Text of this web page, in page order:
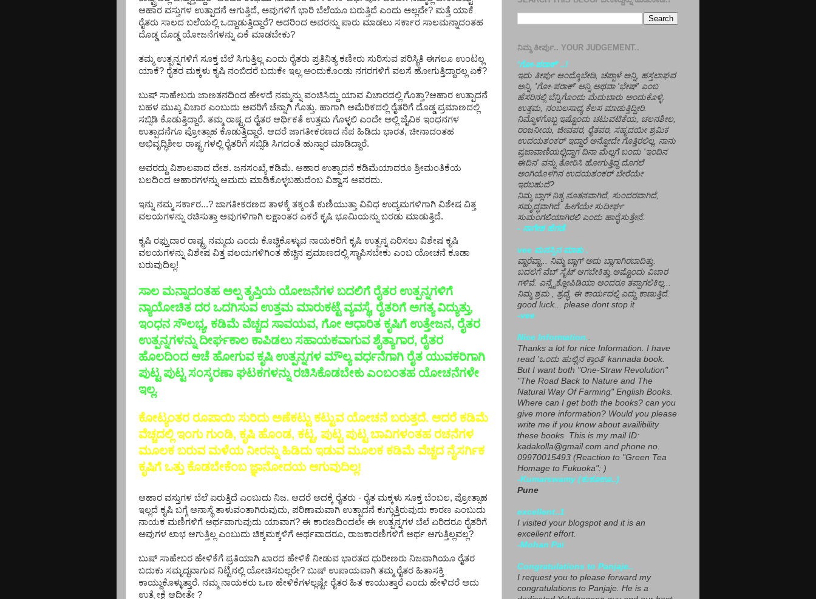
ಆಹಾರ ವಸ್ತುಗಳ ಉತ್ಪಾದನೆ ಆಗುತ್ತಿದೆ, ಅವುಗಳಿಗೆ ಭಾರಿ ಬೆಲೆಯೂ ಬರುತ್ತಿದೆ ಎಂದು ಅಲ್ಲವೇ? ಮತ್ತೆ ಯಾಕೆ
ರೈತರು ಸಾಲದ ಬಲೆಯಲ್ಲಿ ಒದ್ದಾಡುತ್ತಿದ್ದಾರೆ? ಅದರಿಂದ ಅವರನ್ನು ಪಾರು ಮಾಡಲು ಸರ್ಕಾರ ಸಾಲಮನ್ನಾದಂತಹ
ದೊಡ್ಡ ದೊಡ್ಡ ಯೋಜನೆಗಳನ್ನು ಏಕೆ ಮಾಡಬೇಕು?
ತಮ್ಮ ಉತ್ಪನ್ನಗಳಿಗೆ ಸೂಕ್ತ ಬೆಲೆ ಸಿಗುತ್ತಿಲ್ಲ ಎಂದು ರೈತರು ಪ್ರತಿನಿತ್ಯ ಕಣೀರು ಸುರಿಸುವ ಪರಿಸ್ಥಿತಿ ಈಗಲೂ ಉಂಟಲ್ಲ
ಯಾಕೆ? ರೈತರ ಮಕ್ಕಳು ಕೃಷಿ ನಂಬಿದರೆ ಬದುಕೇ ಇಲ್ಲ ಅಂದುಕೊಂಡು ನಗರಗಳಿಗೆ ವಲಸೆ ಹೋಗುತ್ತಿದ್ದಾರಲ್ಲ ಏಕೆ?
ಬುಷ್ ಸಾಹೇಬರು ಜಾಣತನದಿಂದ ಹೇಳದೆ ನಮ್ಮನ್ನು ವಂಚಿಸಿದ್ದು ಯಾವ ವಿಚಾರದಲ್ಲಿ ಗೊತ್ತಾ?ಆಹಾರ ಉತ್ಪಾದನೆ
ಬಹಳ ಮುಖ್ಯ ವಿಚಾರ ಎಂಬುದು ಅವರಿಗೆ ಚೆನ್ನಾಗಿ ಗೊತ್ತು. ಹಾಗಾಗಿ ಅಮೆರಿಕದಲ್ಲಿ ರೈತರಿಗೆ ದೊಡ್ಡ ಪ್ರಮಾಣದಲ್ಲಿ
ಸಬ್ಸಿಡಿ ಕೊಡುತ್ತಿದ್ದಾರೆ. ತಮ್ಮ ರಾಷ್ಟ್ರದ ರೈತರ ಆರ್ಥಿಕತೆ ಉತ್ತಮ ಗೊಳ್ಳಲಿ ಎಂದೇ ಅಲ್ಲಿ ಜೈವಿಕ ಇಂಧನಗಳ
ಉತ್ಪಾದನೆಗೂ ಪ್ರೋತ್ಸಾಹ ಕೊಡುತ್ತಿದ್ದಾರೆ. ಆದರೆ ಜಾಗತೀಕರಣದ ನೆಪ ಹಿಡಿದು ಭಾರತ, ಚೀನಾದಂತಹ
ಅಭಿವೃದ್ಧಿಶೀಲ ರಾಷ್ಟ್ರಗಳಲ್ಲಿ ರೈತರಿಗೆ ಸಬ್ಸಿಡಿ ಸಿಗದಂತೆ ಹುನ್ನಾರ ಮಾಡಿದ್ದಾರೆ.
ಅವರದ್ದು ವಿಶಾಲವಾದ ದೇಶ. ಜನಸಂಖ್ಯೆ ಕಡಿಮೆ. ಆಹಾರ ಉತ್ಪಾದನೆ ಕಡಿಮೆಯಾದರೂ ಶ್ರೀಮಂತಿಕೆಯ
ಬಲದಿಂದ ಆಹಾರಗಳನ್ನು ಆಮದು ಮಾಡಿಕೊಳ್ಳಬಹುದೆಂಬ ವಿಶ್ವಾಸ ಅವರದು.
ಇನ್ನು ನಮ್ಮ ಸರ್ಕಾರ...? ಜಾಗತೀಕರಣದ ತಾಳಕ್ಕೆ ತಕ್ಕಂತೆ ಕುಣಿಯುತ್ತಾ ವಿವಿಧ ಉದ್ಯಮಗಳಿಗಾಗಿ ವಿಶೇಷ ವಿತ್ತ
ವಲಯಗಳನ್ನು ರಚಿಸುತ್ತಾ ಅವುಗಳಿಗಾಗಿ ಲಕ್ಷಾಂತರ ಎಕರೆ ಕೃಷಿ ಭೂಮಿಯನ್ನು ಬರಡು ಮಾಡುತ್ತಿದೆ.
ಕೃಷಿ ರಫ್ತುದಾರ ರಾಷ್ಟ್ರ ನಮ್ಮದು ಎಂದು ಕೊಚ್ಚಿಕೊಳ್ಳುವ ನಾಯಕರಿಗೆ ಕೃಷಿ ಉತ್ಪನ್ನ ಏರಿಸಲು ವಿಶೇಷ ಕೃಷಿ
ವಲಯಗಳನ್ನು ವಿಶೇಷ ವಿತ್ತ ವಲಯಗಳಿಗಿಂತ ಹೆಚ್ಚಿನ ಪ್ರಮಾಣದಲ್ಲಿ ಸ್ಥಾಪಿಸಬೇಕು ಎಂಬ ಯೋಚನೆ ಕೂಡಾ
ಬರುವುದಿಲ್ಲ!
ಸಾಲ ಮನ್ನಾದಂತಹ ಅಲ್ಪ ತೃಪ್ತಿಯ ಯೋಜನೆಗಳ ಬದಲಿಗೆ ರೈತರ ಉತ್ಪನ್ನಗಳಿಗೆ
ನ್ಯಾಯೋಚಿತ ದರ ಒದಗಿಸುವ ಉತ್ತಮ ಮಾರುಕಟ್ಟೆ ವ್ಯವಸ್ಥೆ, ರೈತರಿಗೆ ಅಗತ್ಯ ವಿದ್ಯುತ್ತು,
ಇಂಧನ ಸೌಲಭ್ಯ, ಕಡಿಮೆ ವೆಚ್ಚದ ಸಾವಯವ, ಗೋ ಆಧಾರಿತ ಕೃಷಿಗೆ ಉತ್ತೇಜನ, ರೈತರ
ಉತ್ಪನ್ನಗಳನ್ನು ದೀರ್ಘಕಾಲ ಕಾಪಿಡಲು ಸಹಾಯಕವಾಗುವ ಶೈತ್ಯಾಗಾರ, ರೈತರ
ಹೊಲದಿಂದ ಆಚೆ ಹೋಗುವ ಕೃಷಿ ಉತ್ಪನ್ನಗಳ ಮೌಲ್ಯ ವರ್ಧನೆಗಾಗಿ ರೈತ ಯುವಕರಿಗಾಗಿ
ಪುಟ್ಟ ಪುಟ್ಟ ಸಂಸ್ಕರಣಾ ಘಟಕಗಳನ್ನು ರಚಿಸಿಕೊಡಬೇಕು ಎಂಬಂತಹ ಯೋಚನೆಗಳೇ
ಇಲ್ಲ.
ಕೋಟ್ಯಂತರ ರೂಪಾಯಿ ಸುರಿದು ಅಣೆಕಟ್ಟು ಕಟ್ಟುವ ಯೋಚನೆ ಬರುತ್ತದೆ. ಆದರೆ ಕಡಿಮೆ
ವೆಚ್ಚದಲ್ಲಿ ಇಂಗು ಗುಂಡಿ, ಕೃಷಿ ಹೊಂಡ, ಕಟ್ಟ, ಪುಟ್ಟ ಪುಟ್ಟ ಬಾವಿಗಳಂತಹ ರಚನೆಗಳ
ಮೂಲಕ ಬರುವ ಮಳೆಯ ನೀರನ್ನು ಹಿಡಿದು ಇಡುವ ಮೂಲಕ ಕಡಿಮೆ ವೆಚ್ಚದ ನೈಸರ್ಗಿಕ
ಕೃಷಿಗೆ ಒತ್ತು ಕೊಡಬೇಕೆಂಬ ಜ್ಞಾನೋದಯ ಆಗುವುದಿಲ್ಲ!
ಆಹಾರ ವಸ್ತುಗಳ ಬೆಲೆ ಏರುತ್ತಿದೆ ಎಂಬುದು ನಿಜ. ಆದರೆ ಅದಕ್ಕೆ ರೈತರು - ರೈತ ಮಕ್ಕಳು ಸೂಕ್ತ ಬೆಂಬಲ, ಪ್ರೋತ್ಸಾಹ
ಇಲ್ಲದೆ ಕೃಷಿ ಬಗ್ಗೆ ಅನಾಸ್ಥೆ ತಾಳುವಂತಾಗಿರುವುದು, ಪರಿಣಾಮವಾಗಿ ಉತ್ಪಾದನೆ ಕುಗ್ಗುತ್ತಿರುವುದು ಕಾರಣ ಎಂಬುದು
ನಾಯಕ ಮಣಿಗಳಿಗೆ ಅರ್ಥವಾಗುವುದು ಯಾವಾಗ? ಈ ಕಾರಣದಿಂದಲೇ ಈ ಉತ್ಪನ್ನಗಳ ಬೆಲೆ ಏರಿದರೂ ರೈತರಿಗೆ
ಅವುಗಳ ಲಾಭ ಆಗುತ್ತಿಲ್ಲ ಎಂಬುದು ಚಿಕ್ಕಮಕ್ಕಳಿಗೆ ಅರ್ಥವಾದರೂ, ರಾಜಕಾರಣಿಗಳಿಗೆ ಅರ್ಥ ಆಗುತ್ತಿಲ್ಲವಲ್ಲ?
ಬುಷ್ ಸಾಹೇಬರ ಹೇಳಿಕೆಗೆ ಪ್ರತಿಯಾಗಿ ಖಾರದ ಹೇಳಿಕೆ ನೀಡುವ ಭಾರತದ ಧುರೀಣರು ನಿಜವಾಗಿಯೂ ರೈತರ
ಬದುಕು ಸಮೃದ್ಧವಾಗುವ ನಿಟ್ಟಿನಲ್ಲಿ ಯೋಚಿಸಬಲ್ಲರೇ? ಬುಷ್ ಉಪಾಯವಾಗಿ ತಮ್ಮ ರೈತರ ಹಿತಾಸಕ್ತಿ
ಕಾಯ್ದುಕೊಳ್ಳುತ್ತಾರೆ. ನಮ್ಮ ನಾಯಕರು ಒಣ ಹೇಳಿಕೆಗಳಲ್ಲಷ್ಟೇ ರೈತರ ಹಿತ ಕಾಯುತ್ತಾರೆ ಎಂದು ಹೇಳಿದರೆ ಅದು
ಉತ್ಪ್ರೇಕ್ಷೆ ಆದೀತೇ ?
ನಿಮ್ಮ ತೀರ್ಪು.. YOUR JUDGEMENT..
'ಗೋ-ಪರಾಕ್' ..!
ಇದು ತೀರ್ಪು ಅಂದ್ಕೊಬೇಡಿ, ಚಪ್ಪಾಳೆ ಅನ್ನಿ, ಹಸ್ತಲಾಘವ
ಅನ್ನಿ, 'ಗೋ-ಪರಾಕ್' ಅನ್ನಿ ಅಥವಾ 'ಭೇಷ್' ಎಂಬ
ಹೆಸರಿನಲ್ಲಿ ಬೆನ್ನಿಗೊಂದು ಮೆದುಬಾರು ಅಂದುಕೊಳ್ಳಿ.
ಉತ್ತಮ, ನಂಬಲಸಾಧ್ಯ ಕೆಲಸ ಮಾಡುತ್ತಿದ್ದೀರಿ.
ನಿಮ್ಮೊಳಗೊಬ್ಬ ಇಷ್ಟೊಂದು ಚಟುವಟಿಕೆಯ, ಚಲನಶೀಲ,
ರಂಜನೀಯ, ಜೀವಪರ, ರೈತಪರ, ಸಹೃದಯೀ ಶ್ರಮಿಕ
ಉದಯಶಂಕರ್ ಇದ್ದಾರೆ ಅನ್ನೋದೇ ಗೊತ್ತಿರಲಿಲ್ಲ. ನಾನು
ಪ್ರಜಾವಾಣಿಯಲ್ಲಿದ್ದಾಗ ದಿನಾ ಮೆಲ್ಲಗೆ ಬಂದು 'ಇಂದಿನ
ಈದಿನ' ವನ್ನು ತೋರಿಸಿ ಹೋಗುತ್ತಿದ್ದ ದೊಗಲೆ
ಅಂಗಿಯೊಳಗಿನ ಉದಯಶಂಕರ್ ಬೇರೆಯೇ
ಇರಬಹುದೆ?
ನಿಮ್ಮ ಬ್ಲಾಗ್ ನಿತ್ಯ ನೂತನವಾಗಿದೆ, ಸುಂದರವಾಗಿದೆ,
ಸಮೃದ್ಧವಾಗಿದೆ. ಹೀಗೆಯೇ ಸುದೀರ್ಘ
ಸುಮಂಗಲಿಯಾಗಿರಲಿ ಎಂದು ಹಾರೈಸುತ್ತೇನೆ.
- ನಾಗೇಶ ಹೆಗಡೆ
vee ಮನಸ್ಸಿನ ಮಾತು .
ವ್ಹಾರೆವ್ಹಾ... ನಿಮ್ಮ ಬ್ಲಾಗ್ ಅದು ಬ್ಲಾಗಾಗಿರಬಾದಿತ್ತು.
ಬದಲಿಗೆ ವೆಬ್ ಸೈಟ್ ಆಗಬೇಕಿತ್ತು.ಅಷ್ಟೊಂದು ವಿಚಾರ
ಗಳಿವೆ. ಎನ್ಸೈಕ್ಲೋಪಿಡಿಯಾ ಅಂದರೂ ತಪ್ಪಾಗಲಿಕಿಲ್ಲ...
ನಿಮ್ಮ ಶ್ರಮ , ಶ್ರದ್ಧೆ, ಈ ಕಾರ್ಯದಲ್ಲಿ ಎದ್ದು ಕಾಣುತ್ತಿದೆ.
good luck... please dont stop it
-vee
Nice Information..
Thanks a lot for nice Information. I have
read 'ಒಂದು ಹುಲ್ಲಿನ ಕ್ರಾಂತಿ' kannada book.
But I want both "One-Straw Revolution"
"The Road Back to Nature and The
Natural Way Of Farming" English Books.
Where can I get both the books? can you
give more information? Would you please
write me if you know about availibility
these books. This is my mail ID:
kadakolla@gmail.com and phone no.
09970015493 (Reaction to "Green Tea
Homage to Fukuoka": )
-Kumarswamy (ಕುಕೂಊ..)
Pune
excellent..1
I visited your blogspot and it is an
excellent effort.
-Mohan Pai
Congratulations to Panjaje..
I request you to please forward my
congratulations to Panjaje. He is a